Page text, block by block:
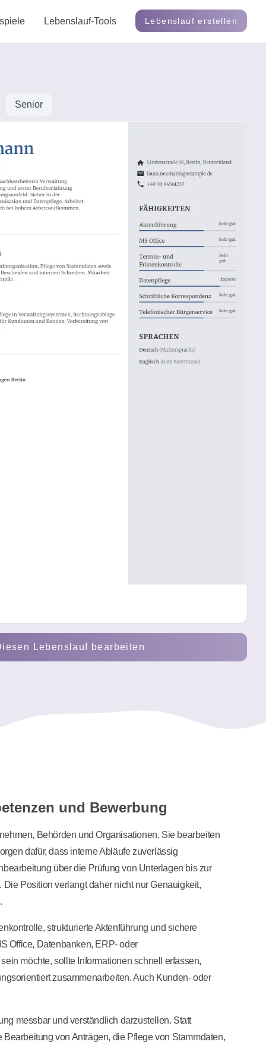
Lebenslauf-Tools Lebenslauf erstellen
Senior
Lebenslauf bearbeiten
Nord GmbH
und Bewerbung
Behörden und Organisationen. Sie bearbeiten
dafür, dass interne Abläufe zuverlässig
über die Prüfung von Unterlagen bis zur
Position verlangt daher nicht nur Genauigkeit,
strukturierte Aktenführung und sichere
Office, Datenbanken, ERP- oder
möchte, sollte Informationen schnell erfassen,
zusammenarbeiten. Auch Kunden- oder
messbar und verständlich darzustellen. Statt
von Anträgen, die Pflege von Stammdaten,